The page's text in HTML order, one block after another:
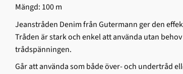
Mängd: 100 m
Jeanstråden Denim från Gutermann ger den
Tråden är stark och enkel att använda utan
trådspänningen.
Går att använda som både över- och undertråd